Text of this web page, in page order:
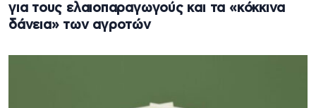
για τους ελαιοπαραγωγούς και τα «κόκκινα
δάνεια» των αγροτών